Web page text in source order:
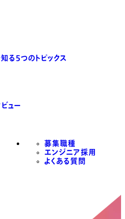
る5つのトピックス
ュー
募集職種
エンジニア採用
よくある質問